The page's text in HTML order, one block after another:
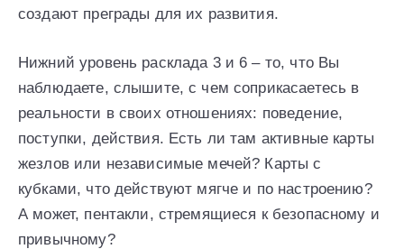
создают преграды для их развития.
Нижний уровень расклада 3 и 6 – то, что Вы
наблюдаете, слышите, с чем соприкасаетесь в
реальности в своих отношениях: поведение,
поступки, действия. Есть ли там активные карты
жезлов или независимые мечей? Карты с
кубками, что действуют мягче и по настроению?
А может, пентакли, стремящиеся к безопасному и
привычному?